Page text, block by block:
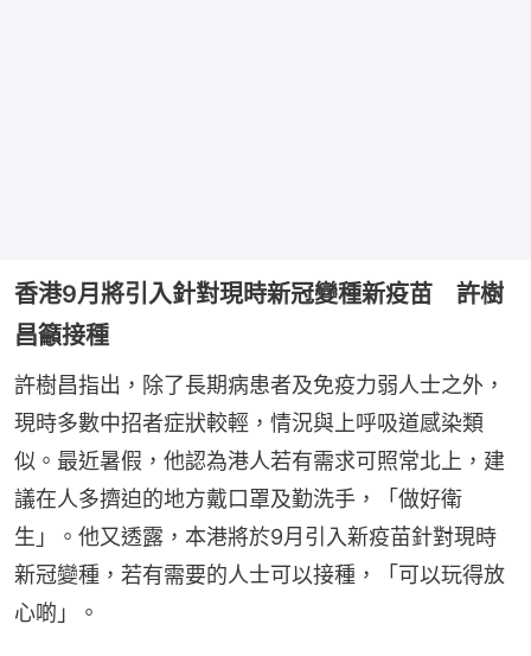
香港9月將引入針對現時新冠變種新疫苗 許樹
昌籲接種
許樹昌指出，除了長期病患者及免疫力弱人士之外，
現時多數中招者症狀較輕，情況與上呼吸道感染類
似。最近暑假，他認為港人若有需求可照常北上，建
議在人多擠迫的地方戴口罩及勤洗手，「做好衛
生」。他又透露，本港將於9月引入新疫苗針對現時
新冠變種，若有需要的人士可以接種，「可以玩得放
心啲」。